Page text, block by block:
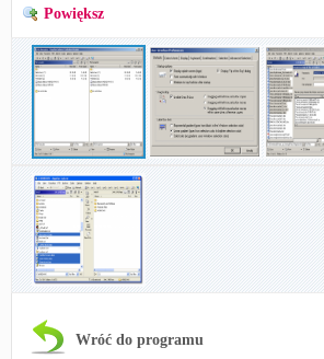
Powiększ
Wróć do programu